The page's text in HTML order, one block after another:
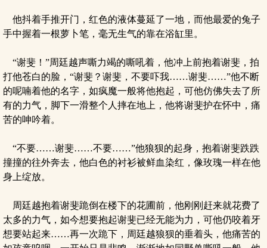
他抖着手推开门，红色的液体蔓延了一地，而他最爱的兔子
手中握着一根萝卜笔，毫无生气的靠在浴缸里。
“谢斐！”周廷越声嘶力竭的嘶吼着，他冲上前抱着谢斐，拍
打他苍白的脸，“谢斐？谢斐，不要吓我……谢斐……”他不断
的呢喃着他的名字，如疯魔一般将他抱起，可他仿佛失去了所
有的力气，脚下一滑整个人摔在地上，他将谢斐护在怀中，痛
苦的呻吟着。
“不要……谢斐……不要……”他狼狈的起身，抱着谢斐跌跌
撞撞的往外奔去，他白色的衬衫被鲜血染红，像玫瑰一样在他
身上绽放。
周廷越抱着谢斐跪倒在楼下的花圃前，他刚刚赶来就花费了
太多的力气，如今想要抱起谢斐已经无能为力，可他仍咬着牙
想要站起来……再一次跪下，周廷越狼狈的垂着头，他痛苦的